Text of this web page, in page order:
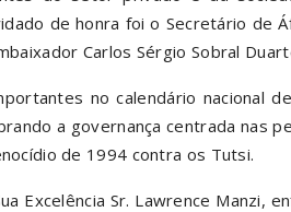
de honra foi o Secretário de
Carlos Sérgio Sobral
no calendário nacional
a governança centrada nas
de 1994 contra os Tutsi.
Excelência Sr. Lawrence Manzi,